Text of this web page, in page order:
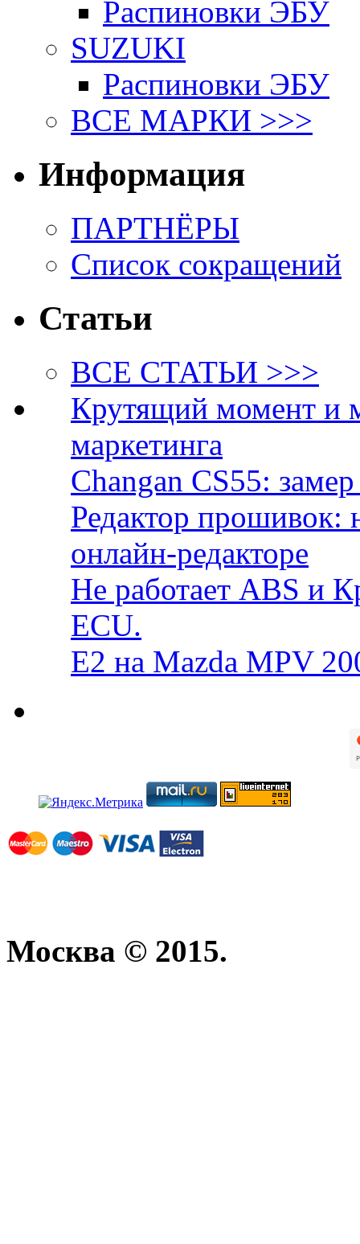
Распиновки ЭБУ
SUZUKI
Распиновки ЭБУ
ВСЕ МАРКИ >>>
Информация
ПАРТНЁРЫ
Список сокращений
Статьи
ВСЕ СТАТЬИ >>>
Крутящий момент и
маркетинга
Changan CS55:
Редактор прошивок:
онлайн-редакторе
Не работает ABS и
ECU.
E2 на Mazda MPV
Москва © 2015.